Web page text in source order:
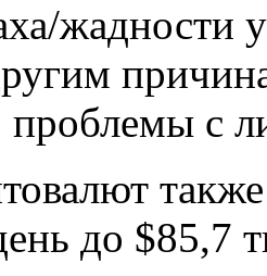
жадности
с
до $85,7